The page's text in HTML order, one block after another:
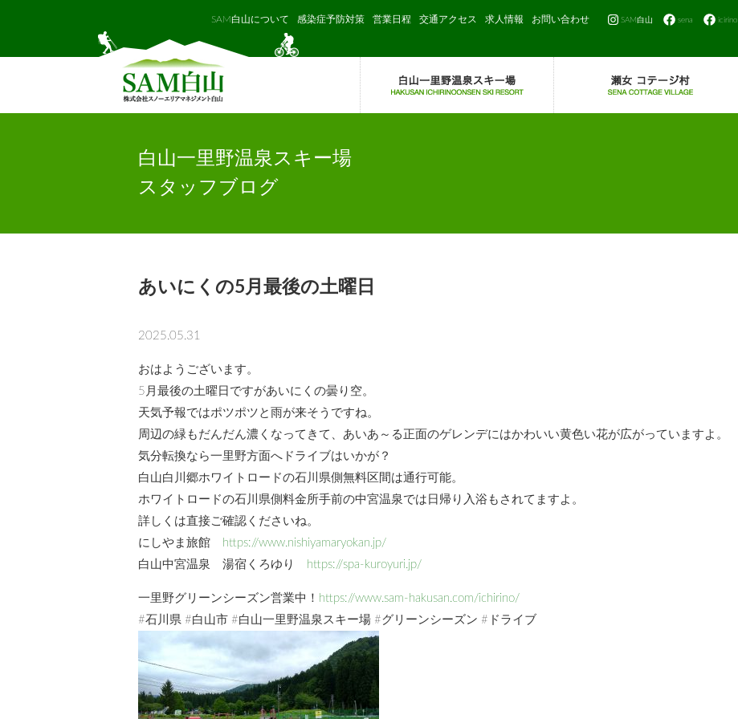
SAM白山 sena icirino
SAM白山について 感染症予防対策 営業日程 交通アクセス 求人情報 お問い合わせ
白山一里野温泉スキー場
スタッフブログ
あいにくの5月最後の土曜日
2025.05.31
おはようございます。
5月最後の土曜日ですがあいにくの曇り空。
天気予報ではポツポツと雨が来そうですね。
周辺の緑もだんだん濃くなってきて、あいあ～る正面のゲレンデにはかわいい黄色い花が広がっていますよ。
気分転換なら一里野方面へドライブはいかが？
白山白川郷ホワイトロードの石川県側無料区間は通行可能。
ホワイトロードの石川県側料金所手前の中宮温泉では日帰り入浴もされてますよ。
詳しくは直接ご確認くださいね。
にしやま旅館 https://www.nishiyamaryokan.jp/
白山中宮温泉 湯宿くろゆり https://spa-kuroyuri.jp/
一里野グリーンシーズン営業中！ https://www.sam-hakusan.com/ichirino/
#石川県 #白山市 #白山一里野温泉スキー場 #グリーンシーズン #ドライブ